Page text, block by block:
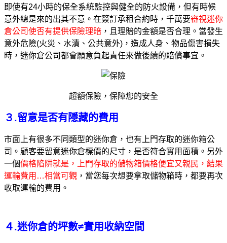
即使有24小時的保全系統監控與健全的防火設備，但有時候
意外總是來的出其不意。在簽訂承租合約時，千萬要審視迷你
倉公司使否有提供保險理賠 ，且理賠的金額是否合理。當發生
意外危險(火災、水漬、公共意外)，造成人身、物品傷害損失
時， 迷你倉公司都會願意負起責任來做後續的賠償事宜。
超額保險，保障您的安全
３.留意是否有隱藏的費用
市面上有很多不同類型的迷你倉，也有上門存取的迷你箱公
司。顧客要留意迷你倉標價的尺寸，是否符合實用面積。另外
一個價格陷阱就是，上門存取的儲物箱價格便宜又親民，結果
運輸費用…相當可觀 ，當您每次想要拿取儲物箱時，都要再次
收取運輸的費用。
４.迷你倉的坪數≠實用收納空間